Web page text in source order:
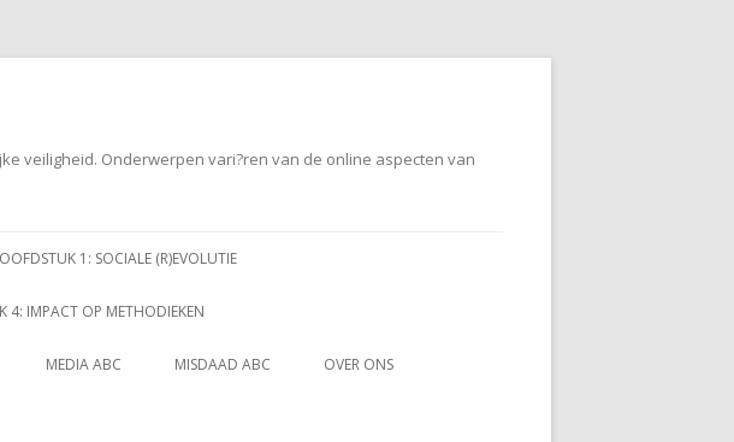
veiligheid. Onderwerpen vari?ren van de online aspecten van
1: SOCIALE (R)EVOLUTIE
4: IMPACT OP METHODIEKEN
MEDIA ABC MISDAAD ABC OVER ONS